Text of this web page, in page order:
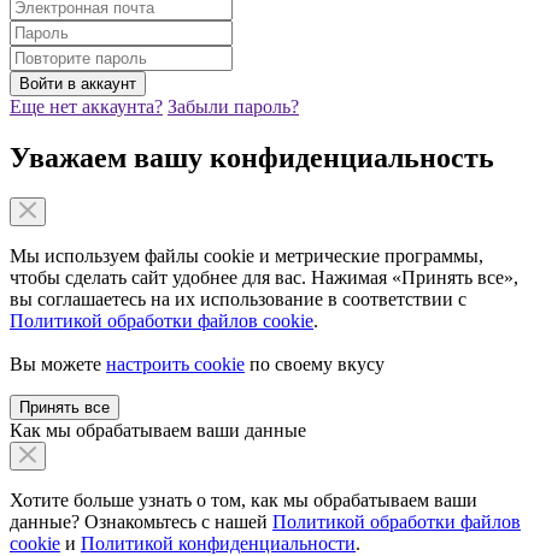
Еще нет аккаунта? Забыли пароль?
Уважаем вашу конфиденциальность
Мы используем файлы cookie и метрические программы,
чтобы сделать сайт удобнее для вас. Нажимая «Принять все»,
вы соглашаетесь на их использование в соответствии с
Политикой обработки файлов cookie.
Вы можете настроить cookie по своему вкусу
Принять все
Как мы обрабатываем ваши данные
Хотите больше узнать о том, как мы обрабатываем ваши
данные? Ознакомьтесь с нашей Политикой обработки файлов
cookie и Политикой конфиденциальности.